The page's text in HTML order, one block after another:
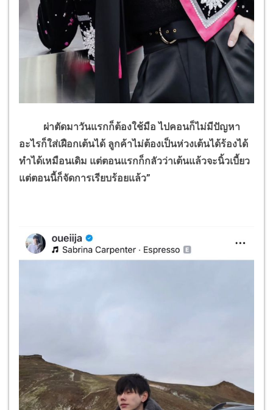
ผ่าตัดมาวันแรกก็ต้องใช้มือ ไปคอนก็ไม่มีปัญหา
อะไรก็ใส่เฝือกเต้นได้ ลูกค้าไม่ต้องเป็นห่วงเต้นได้ร้องได้
ทำได้เหมือนเดิม แต่ตอนแรกก็กลัวว่าเต้นแล้วจะนิ้วเบี้ยว
แต่ตอนนี้ก็จัดการเรียบร้อยแล้ว”